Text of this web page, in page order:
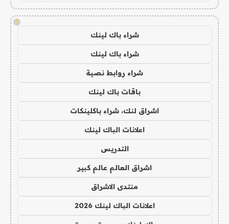
!
شراء باك لينك
شراء باك لينك
شراء روابط نصية
باقات باك لينك
اشراق لنك، شراء باكلينكات
اعلانات الباك لينك
التدريس
اشراق العالم عالم كبير
منتدى الاشراق
اعلانات الباك لينك 2026